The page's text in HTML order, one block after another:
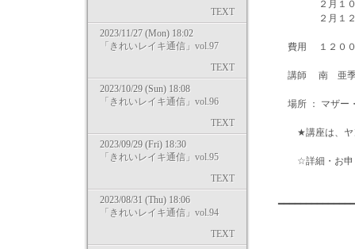
TEXT
2023/11/27 (Mon) 18:02
「きれいレイキ通信」vol.97
TEXT
2023/10/29 (Sun) 18:08
「きれいレイキ通信」vol.96
TEXT
2023/09/29 (Fri) 18:30
「きれいレイキ通信」vol.95
TEXT
2023/08/31 (Thu) 18:06
「きれいレイキ通信」vol.94
TEXT
２月１０日（
２月１２日（
費用 １２００
講師 南 亜
場所 ： マザー・
★講座は、ヤン
☆詳細・お申し込